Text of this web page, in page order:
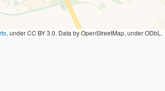
, under CC BY 3.0. Data by OpenStreetMap, under ODbL.